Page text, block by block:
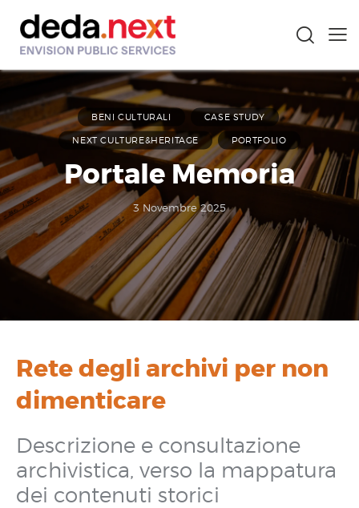
BENI CULTURALI CASE STUDY
NEXT CULTURE&HERITAGE PORTFOLIO
Portale Memoria
3 Novembre 2025
Rete degli archivi per non
dimenticare
Descrizione e consultazione
archivistica, verso la mappatura
dei contenuti storici